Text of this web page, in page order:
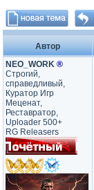
Автор
NEO_WORK ®
Строгий,
справедливый,
Куратор Игр
Меценат,
Реставратор,
Uploader 500+
RG Releasers